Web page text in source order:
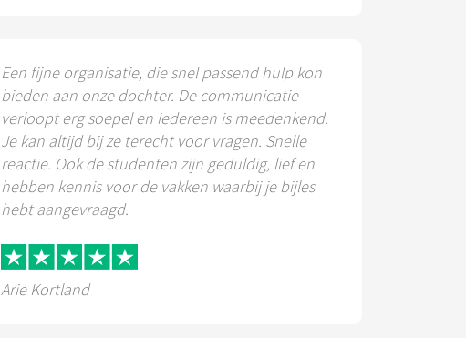
Een fijne organisatie, die snel passend hulp kon
bieden aan onze dochter. De communicatie
verloopt erg soepel en iedereen is meedenkend.
Je kan altijd bij ze terecht voor vragen. Snelle
reactie. Ook de studenten zijn geduldig, lief en
hebben kennis voor de vakken waarbij je bijles
hebt aangevraagd.
Arie Kortland